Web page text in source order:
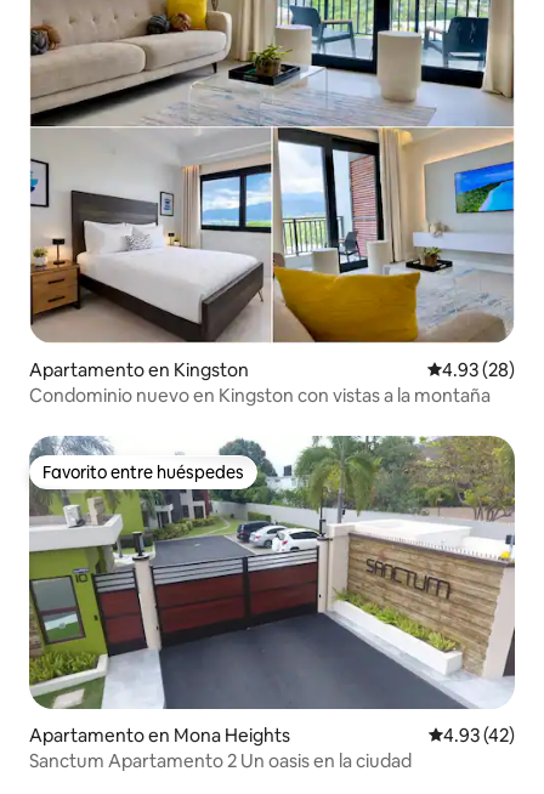
Apartamento en Kingston Calificación
4.93 (28)
Condominio nuevo en Kingston con vistas a la montaña
Favorito entre huéspedes
Favorito entre huéspedes
Apartamento en Mona Heights Calificación
4.93 (42)
Sanctum Apartamento 2 Un oasis en la ciudad